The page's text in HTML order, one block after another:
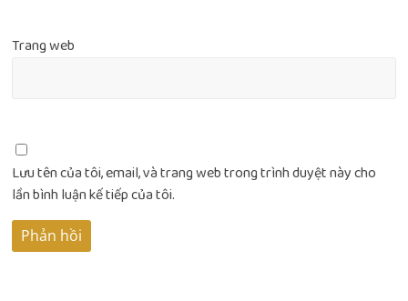
Trang web
Lưu tên của tôi, email, và trang web trong trình duyệt này cho
lần bình luận kế tiếp của tôi.